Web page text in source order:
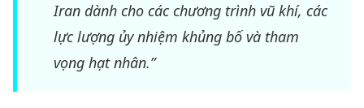
Iran dành cho các chương trình vũ khí, các
lực lượng ủy nhiệm khủng bố và tham
vọng hạt nhân.”